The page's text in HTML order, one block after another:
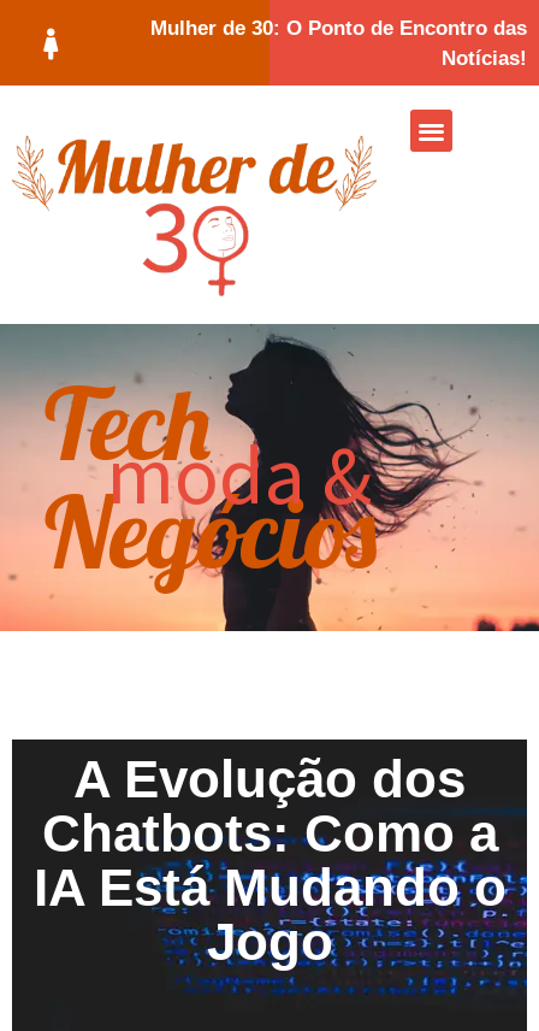
Mulher de 30: O Ponto de Encontro das
Notícias!
Tech
moda &
Negócios
A Evolução dos
Chatbots: Como a
IA Está Mudando o
Jogo